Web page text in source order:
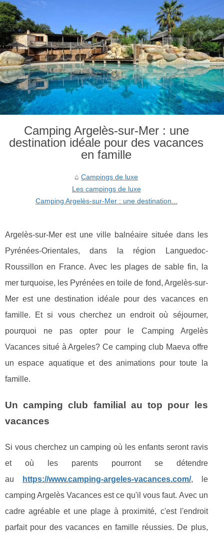
Camping Argelès-sur-Mer : une
destination idéale pour des vacances
en famille
Campings de luxe
Les campings de luxe
Camping Argelès-sur-Mer : une destination...
Argelès-sur-Mer est une ville balnéaire située dans les
Pyrénées-Orientales, dans la région Languedoc-
Roussillon en France. Avec les plages de sable fin, la
mer turquoise, les Pyrénées en toile de fond, Argelès-sur-
Mer est une destination idéale pour des vacances en
famille. Et si vous cherchez un endroit où séjourner,
pourquoi ne pas opter pour le Camping Argelès
Vacances situé à Argeles? Ce camping club Maeva offre
un espace aquatique et des animations pour toute la
famille.
Un camping club familial au top pour les
vacances
Si vous cherchez un camping où les enfants seront ravis
et où les parents pourront se détendre
au
https://www.camping-argeles-vacances.com/, le
camping Argelès Vacances est ce qu'il vous faut. Avec un
cadre agréable et une plage à proximité, c'est l'endroit
parfait pour des vacances en famille réussies. De plus,